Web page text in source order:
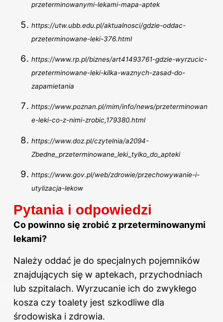
przeterminowanymi-lekami-mapa-aptek
https://utw.ubb.edu.pl/aktualnosci/gdzie-oddac-
przeterminowane-leki-376.html
https://www.rp.pl/biznes/art41493761-gdzie-wyrzucic-
przeterminowane-leki-kilka-waznych-zasad-do-
zapamietania
https://www.poznan.pl/mim/info/news/przeterminowan
e-leki-co-z-nimi-zrobic,179380.html
https://www.doz.pl/czytelnia/a2094-
Zbedne_przeterminowane_leki_tylko_do_apteki
https://www.gov.pl/web/zdrowie/przechowywanie-i-
utylizacja-lekow
Pytania i odpowiedzi
Co powinno się zrobić z przeterminowanymi
lekami?
Należy oddać je do specjalnych pojemników
znajdujących się w aptekach, przychodniach
lub szpitalach. Wyrzucanie ich do zwykłego
kosza czy toalety jest szkodliwe dla
środowiska i zdrowia.